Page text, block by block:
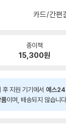
카드/간편
종이책
15,300원
후 지원 기기에서 예스
이며, 배송되지 않습니다.